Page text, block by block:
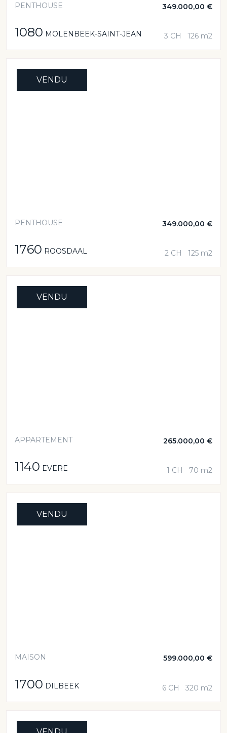
PENTHOUSE 349.000,00 €
1080 MOLENBEEK-SAINT-JEAN 3 CH 126 m2
VENDU
PENTHOUSE 349.000,00 €
1760 ROOSDAAL 2 CH 125 m2
VENDU
APPARTEMENT 265.000,00 €
1140 EVERE 1 CH 70 m2
VENDU
MAISON 599.000,00 €
1700 DILBEEK 6 CH 320 m2